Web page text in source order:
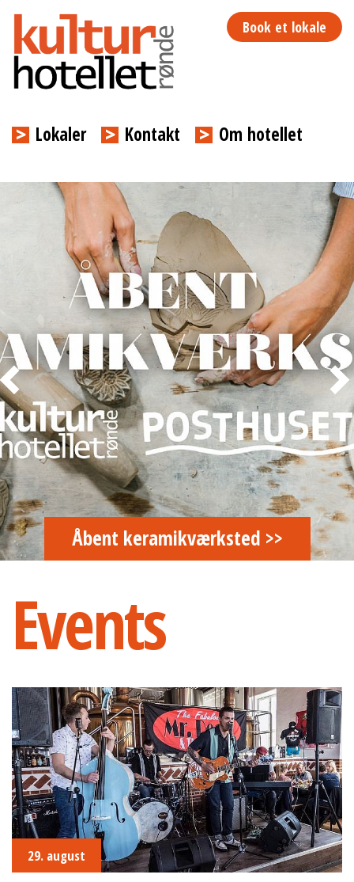
Book et lokale
Lokaler Kontakt Om hotellet
Åbent keramikværksted >>
Previous
Events
Mr. Dean & The Rebels
29. august